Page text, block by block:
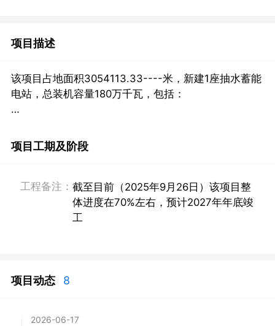
项目描述
该项目占地面积3054113.33----米，新建1座抽水蓄能
电站，总装机容量180万千瓦，包括：
项目工期及阶段
工程备注： 截至目前（2025年9月26日）该项目整
体进度在70%左右，预计2027年年底竣
工
项目动态 8
2026-06-17